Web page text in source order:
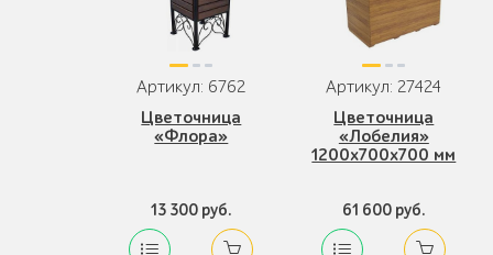
Артикул: 6762
Цветочница
«Флора»
13 300 руб.
Артикул: 27424
Цветочница
«Лобелия»
1200x700x700 мм
61 600 руб.